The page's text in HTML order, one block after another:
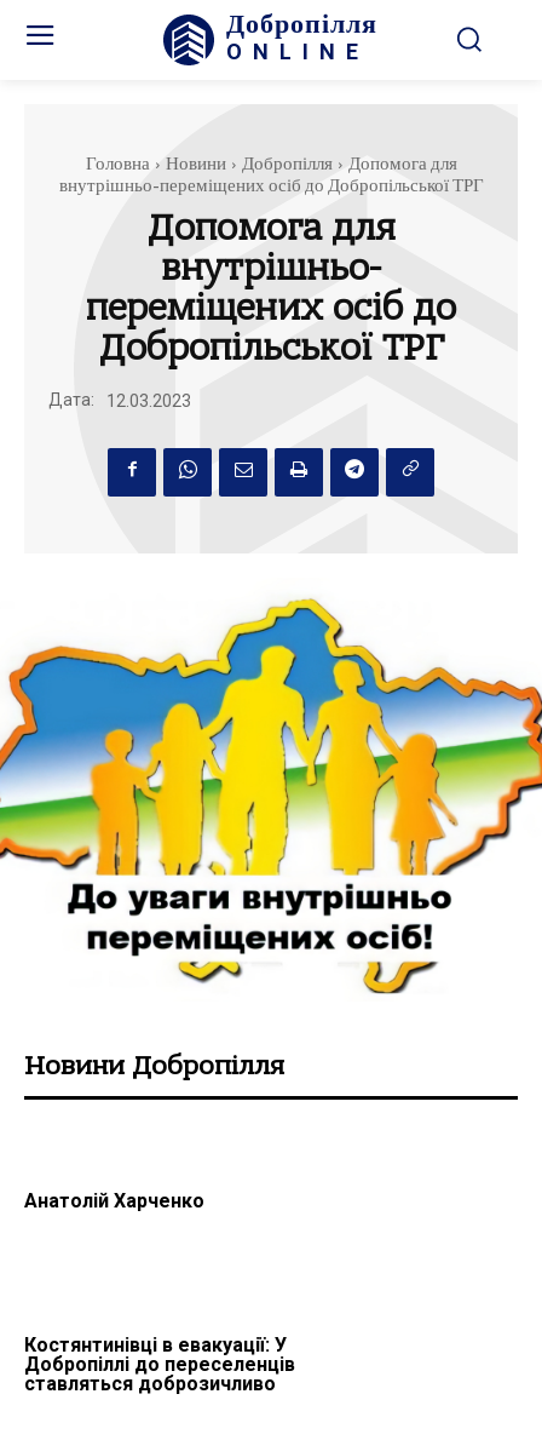
Добропілля
ONLINE
Головна Новини Добропілля
Допомога для
внутрішньо-переміщених осіб до Добропільської ТРГ
Допомога для
внутрішньо-
переміщених осіб до
Добропільської ТРГ
Дата: 12.03.2023
Новини Добропілля
Анатолій Харченко
Костянтинівці в евакуації: У
Добропіллі до переселенців
ставляться доброзичливо